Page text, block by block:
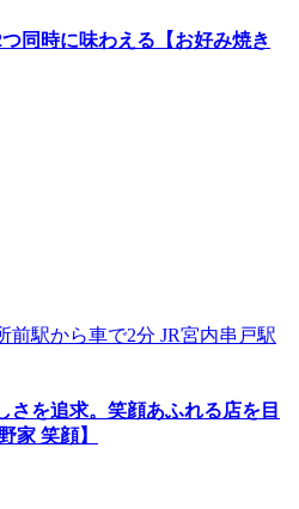
同時に味わえる【お好み焼き
前駅から車で2分 JR宮内串戸駅
さを追求。笑顔あふれる店を目
家 笑顔】